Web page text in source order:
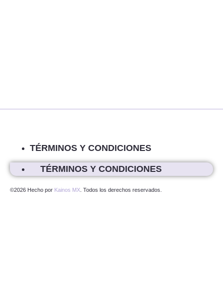
TÉRMINOS Y CONDICIONES
TÉRMINOS Y CONDICIONES
©2026 Hecho por Kainos MX . Todos los derechos reservados.